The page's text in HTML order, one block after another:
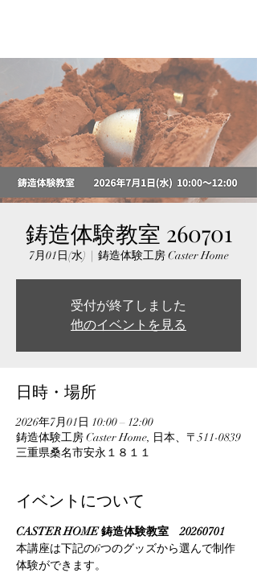
鋳造体験教室 260701
7月01日(水)
  |
鋳造体験工房 Caster Home
受付が終了しました
他のイベントを見る
日時・場所
2026年7月01日 10:00 – 12:00
鋳造体験工房 Caster Home, 日本、〒511-0839
三重県桑名市安永１８１１
イベントについて
CASTER HOME 鋳造体験教室　20260701
本講座は下記の6つのグッズから選んで制作
体験ができます。